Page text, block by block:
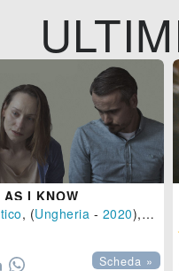
I KNOW
, (Ungheria - 2020), 123 min.
Scheda »